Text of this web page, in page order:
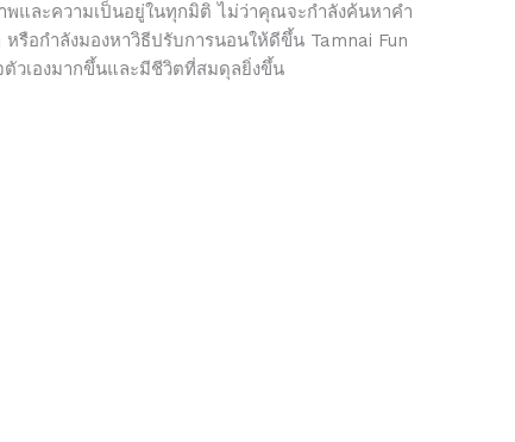
พและความเป็นอยู่ในทุกมิติ ไม่ว่าคุณจะกำลังค้นหาคำ
รือกำลังมองหาวิธีปรับการนอนให้ดีขึ้น Tamnai Fun
วเองมากขึ้นและมีชีวิตที่สมดุลยิ่งขึ้น